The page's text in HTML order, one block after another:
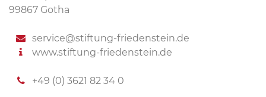
99867 Gotha
service@stiftung-friedenstein.de
www.stiftung-friedenstein.de
+49 (0) 3621 82 34 0